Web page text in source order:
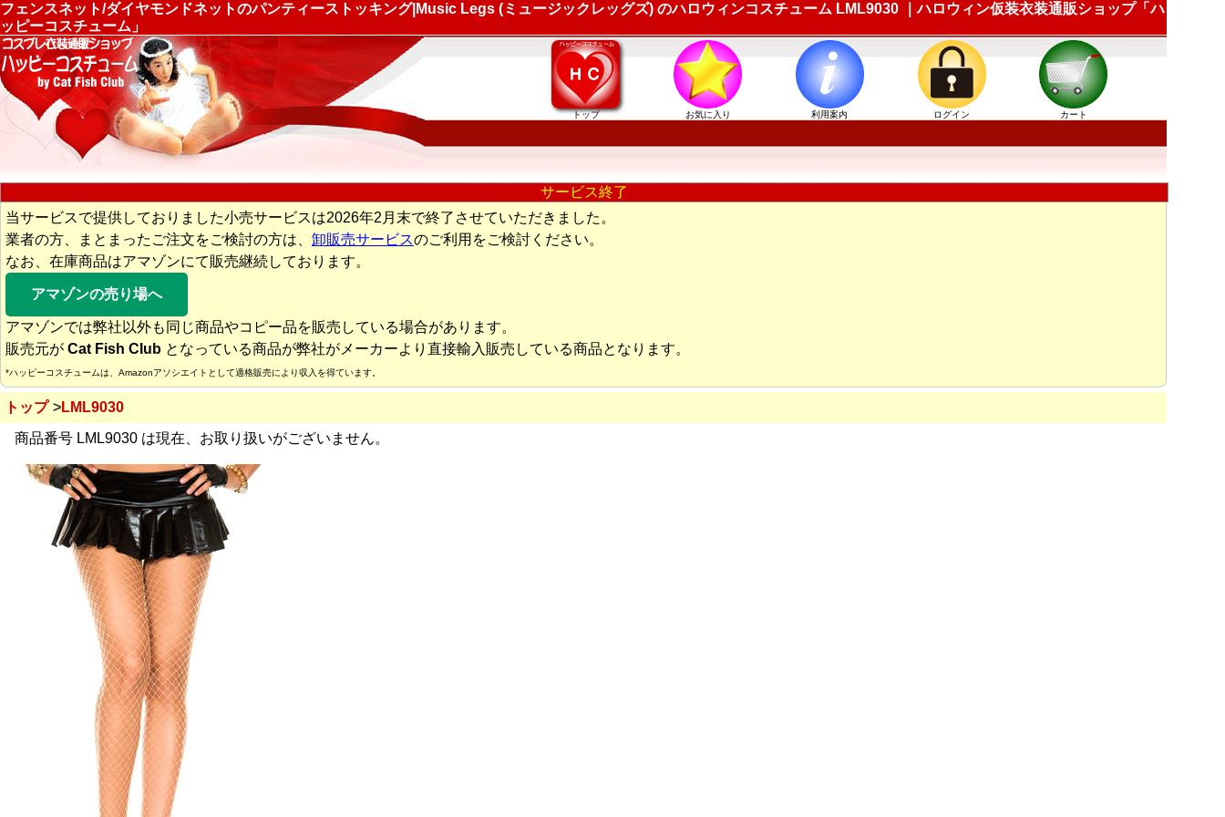
フェンスネット/ダイヤモンドネットのパンティーストッキング|Music Legs (ミュージックレッグズ) のハロウィンコスチューム LML9030 ｜ハロウィン仮装衣装通販ショップ「ハ
ッピーコスチューム」
トップ お気に入り 利用案内 ログイン カート
サービス終了
当サービスで提供しておりました小売サービスは2026年2月末で終了させていただきました。
業者の方、まとまったご注文をご検討の方は、 卸販売サービスのご利用をご検討ください。
なお、在庫商品はアマゾンにて販売継続しております。
アマゾンの売り場へ
アマゾンでは弊社以外も同じ商品やコピー品を販売している場合があります。
販売元が Cat Fish Club となっている商品が弊社がメーカーより直接輸入販売している商品となります。
*ハッピーコスチュームは、Amazonアソシエイトとして適格販売により収入を得ています。
トップ
LML9030
商品番号 LML9030 は現在、お取り扱いがございません。